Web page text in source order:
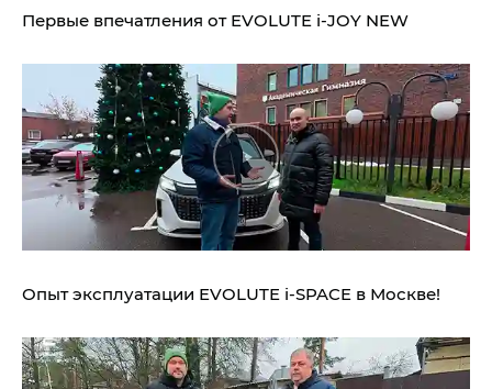
Первые впечатления от EVOLUTE i‑JOY NEW
Опыт эксплуатации EVOLUTE i‑SPACE в Москве!